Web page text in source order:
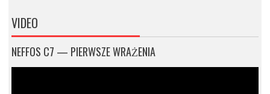
VIDEO
NEFFOS C7 — PIERWSZE WRAŻENIA